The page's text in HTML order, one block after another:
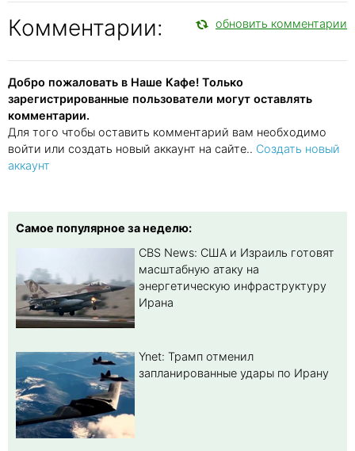
Комментарии: обновить комментарии
Добро пожаловать в Наше Кафе! Только
зарегистрированные пользователи могут оставлять
комментарии.
Для того чтобы оставить комментарий вам необходимо
войти или создать новый аккаунт на сайте.. Создать новый
аккаунт
Самое популярное за неделю:
CBS News: США и Израиль готовят
масштабную атаку на
энергетическую инфраструктуру
Ирана
Ynet: Трамп отменил
запланированные удары по Ирану